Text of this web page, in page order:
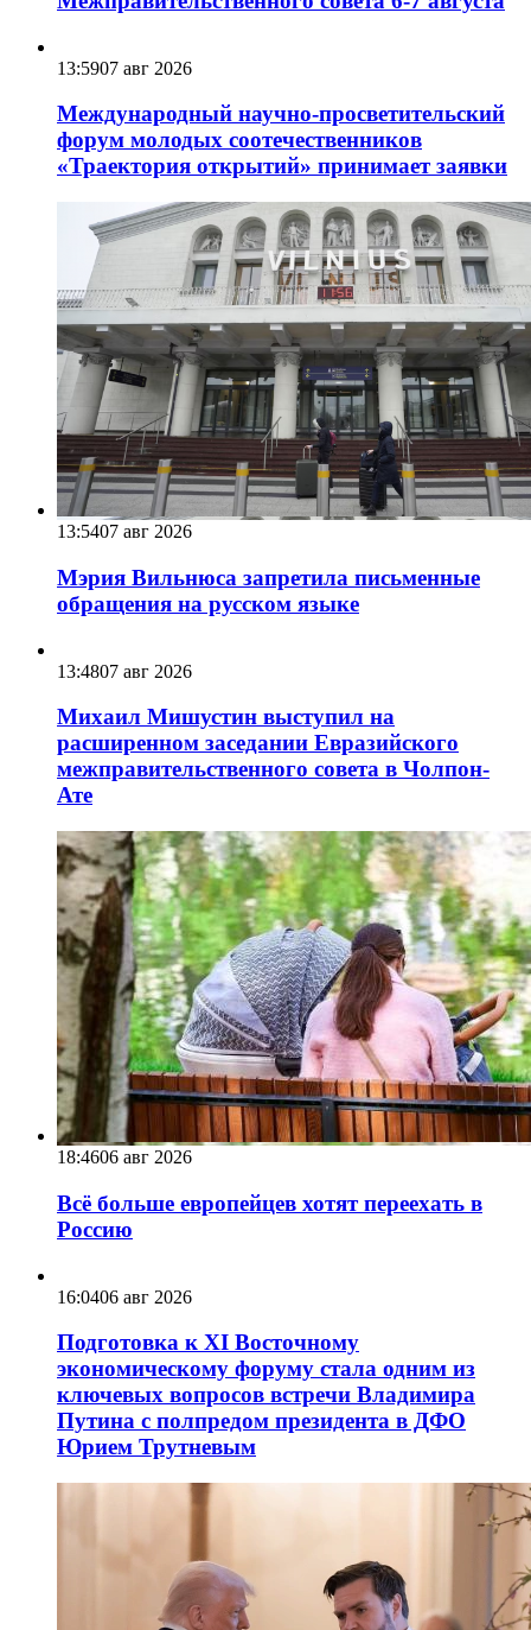
13:5907 авг 2026
Международный научно-просветительский
форум молодых соотечественников
«Траектория открытий» принимает заявки
13:5407 авг 2026
Мэрия Вильнюса запретила письменные
обращения на русском языке
13:4807 авг 2026
Михаил Мишустин выступил на
расширенном заседании Евразийского
межправительственного совета в Чолпон-
Ате
18:4606 авг 2026
Всё больше европейцев хотят переехать в
Россию
16:0406 авг 2026
Подготовка к XI Восточному
экономическому форуму стала одним из
ключевых вопросов встречи Владимира
Путина с полпредом президента в ДФО
Юрием Трутневым